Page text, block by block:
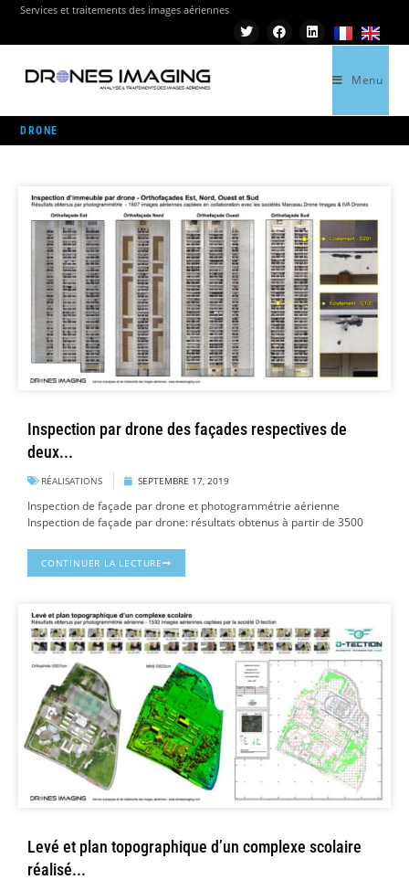
Services et traitements des images aériennes
Menu
DRONE
Inspection par drone des façades respectives de
deux...
RÉALISATIONS SEPTEMBRE 17, 2019
Inspection de façade par drone et photogrammétrie aérienne
Inspection de façade par drone: résultats obtenus à partir de 3500
CONTINUER LA LECTURE
Levé et plan topographique d’un complexe scolaire
réalisé...